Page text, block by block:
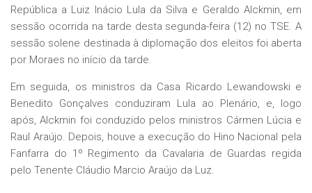
República a Luiz Inácio Lula da Silva e Geraldo Alckmin, em
sessão ocorrida na tarde desta segunda-feira (12) no TSE. A
sessão solene destinada à diplomação dos eleitos foi aberta
por Moraes no início da tarde.
Em seguida, os ministros da Casa Ricardo Lewandowski e
Benedito Gonçalves conduziram Lula ao Plenário, e, logo
após, Alckmin foi conduzido pelos ministros Cármen Lúcia e
Raul Araújo. Depois, houve a execução do Hino Nacional pela
Fanfarra do 1º Regimento da Cavalaria de Guardas regida
pelo Tenente Cláudio Marcio Araújo da Luz.